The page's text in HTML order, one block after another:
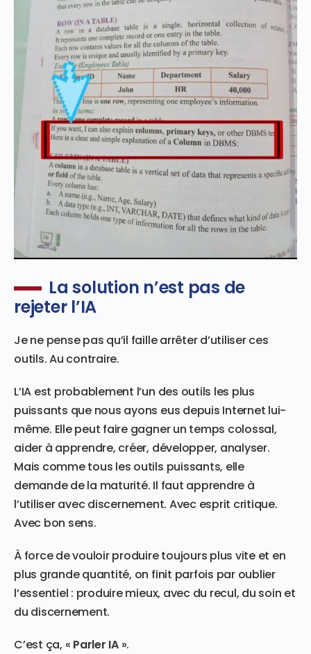
La solution n’est pas de
rejeter l’IA
Je ne pense pas qu’il faille arrêter d’utiliser ces
outils. Au contraire.
L’IA est probablement l’un des outils les plus
puissants que nous ayons eus depuis Internet lui-
même. Elle peut faire gagner un temps colossal,
aider à apprendre, créer, développer, analyser.
Mais comme tous les outils puissants, elle
demande de la maturité. Il faut apprendre à
l’utiliser avec discernement. Avec esprit critique.
Avec bon sens.
À force de vouloir produire toujours plus vite et en
plus grande quantité, on finit parfois par oublier
l’essentiel : produire mieux, avec du recul, du soin et
du discernement.
C’est ça, « Parler IA».